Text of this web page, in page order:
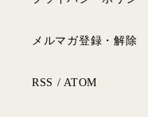
メルマガ登録・解除
RSS / ATOM